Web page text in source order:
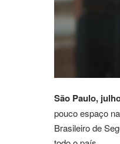
São Paulo,
pouco espaço
Brasileiro de